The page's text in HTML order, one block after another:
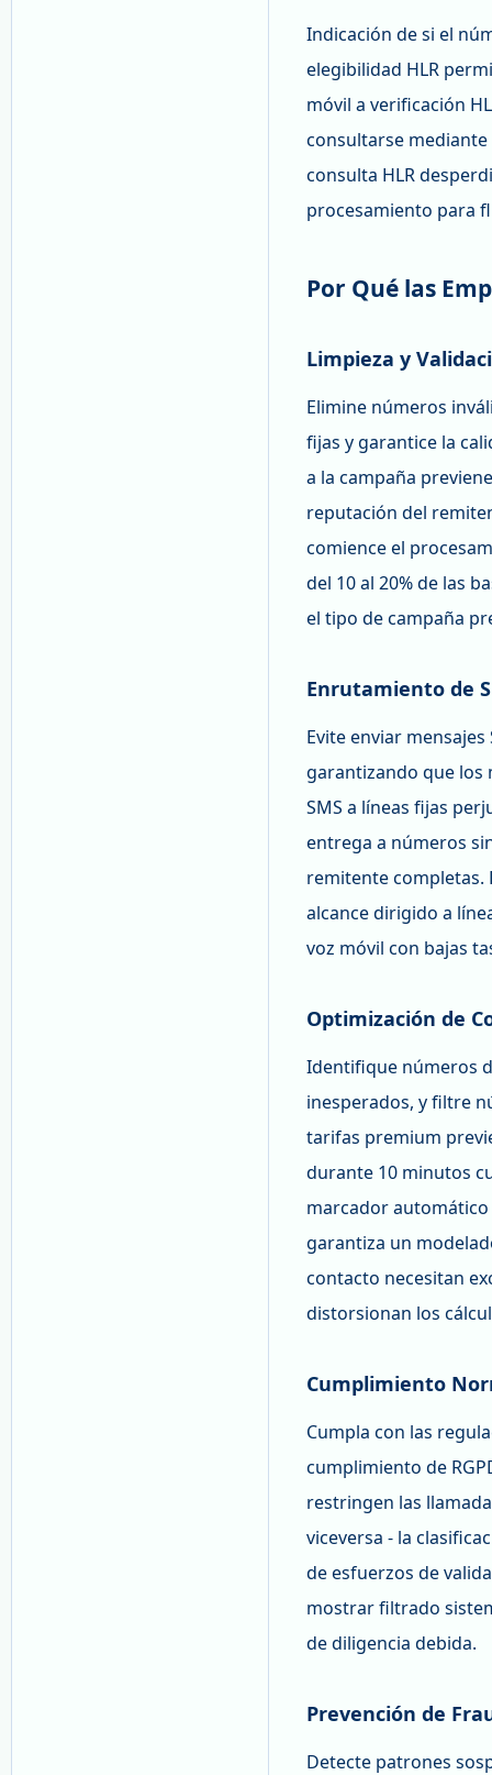
Indicación de si el
elegibilidad HLR
móvil a verificación
consultarse
consulta HLR
procesamiento para
Por Qué las
Limpieza y
Elimine números
fijas y garantice la
a la campaña
reputación del
comience el
del 10 al 20% de las
el tipo de campaña
Enrutamiento de
Evite enviar
garantizando que los
SMS a líneas fijas
entrega a números
remitente completas.
alcance dirigido a
voz móvil con bajas
Optimización de
Identifique números
inesperados, y filtre
tarifas premium
durante 10 minutos
marcador
garantiza un
contacto necesitan
distorsionan los
Cumplimiento
Cumpla con las
cumplimiento de
restringen las
viceversa - la
de esfuerzos de
mostrar filtrado
de diligencia debida.
Prevención de
Detecte patrones